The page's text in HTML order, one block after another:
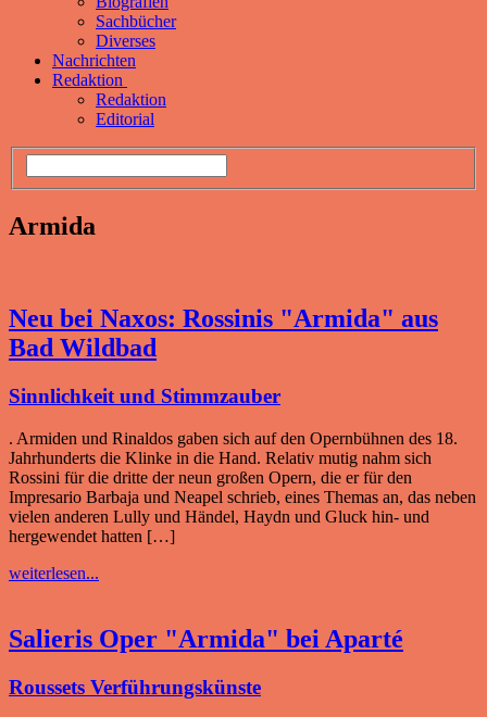
Sachbücher
Diverses
Nachrichten
Redaktion
Redaktion
Editorial
Armida
Neu bei Naxos: Rossinis "Armida" aus
Bad Wildbad
Sinnlichkeit und Stimmzauber
. Armiden und Rinaldos gaben sich auf den Opernbühnen des 18.
Jahrhunderts die Klinke in die Hand. Relativ mutig nahm sich
Rossini für die dritte der neun großen Opern, die er für den
Impresario Barbaja und Neapel schrieb, eines Themas an, das neben
vielen anderen Lully und Händel, Haydn und Gluck hin- und
hergewendet hatten […]
weiterlesen...
Salieris Oper "Armida" bei Aparté
Roussets Verführungskünste